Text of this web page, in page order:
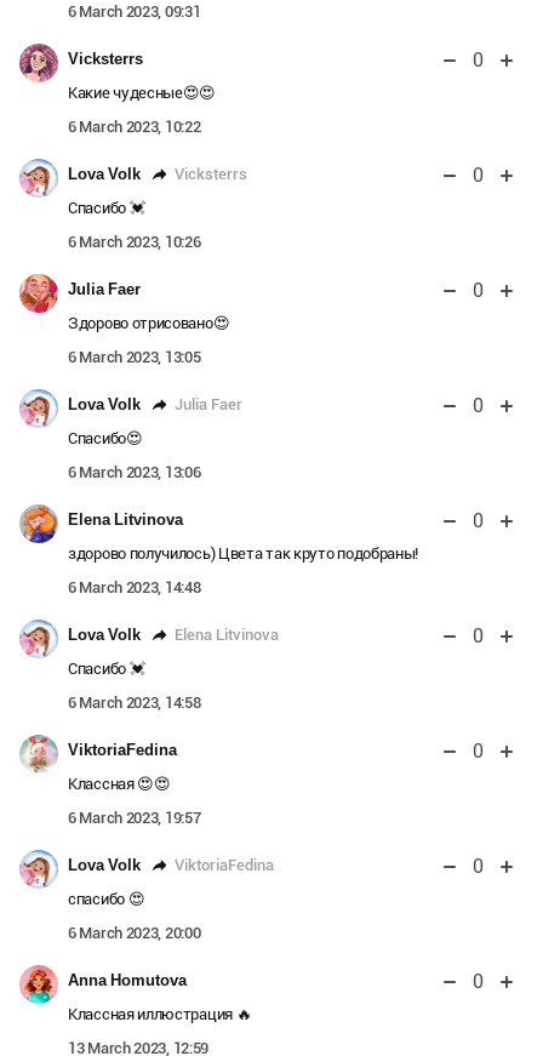
6 March 2023, 09:31
Vicksterrs 0
Какие чудесные😍😍
6 March 2023, 10:22
Lova Volk Vicksterrs 0
Спасибо 💓
6 March 2023, 10:26
Julia Faer 0
Здорово отрисовано😍
6 March 2023, 13:05
Lova Volk Julia Faer 0
Спасибо😍
6 March 2023, 13:06
Elena Litvinova 0
здорово получилось) Цвета так круто подобраны!
6 March 2023, 14:48
Lova Volk Elena Litvinova 0
Спасибо 💓
6 March 2023, 14:58
ViktoriaFedina 0
Классная 😍😍
6 March 2023, 19:57
Lova Volk ViktoriaFedina 0
спасибо 😍
6 March 2023, 20:00
Anna Homutova 0
Классная иллюстрация 🔥
13 March 2023, 12:59